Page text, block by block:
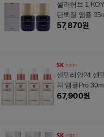
셀러허브 1
단백질 앰플
57,870원
센텔리안24 센
처 앰플Pro
67,900원